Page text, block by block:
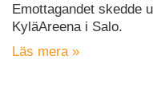
Emottagandet skedde
KyläAreena i Salo.
Läs mera »